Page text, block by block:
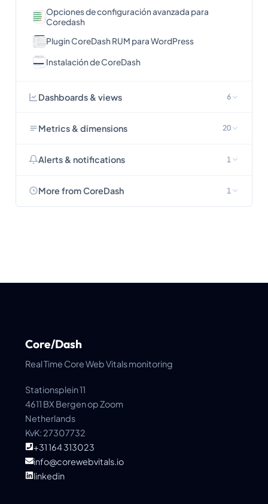
Opciones de configuración avanzada para
Coredash
Plugin CoreDash RUM para WordPress
Instalación de CoreDash
Dashboards & views 6
Metrics & dimensions 20
Alerts & notifications 1
More from CoreDash 1
Core/Dash
Real Time Core Web Vitals monitoring
Stationsplein 11
4611 BX Bergen op Zoom
Netherlands
KvK: 27307732
+31 164 313023
info@corewebvitals.io
linkedin